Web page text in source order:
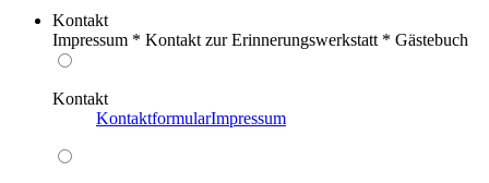
Kontakt
Impressum * Kontakt zur Erinnerungswerkstatt * Gästebuch
Kontakt
KontaktformularImpressum